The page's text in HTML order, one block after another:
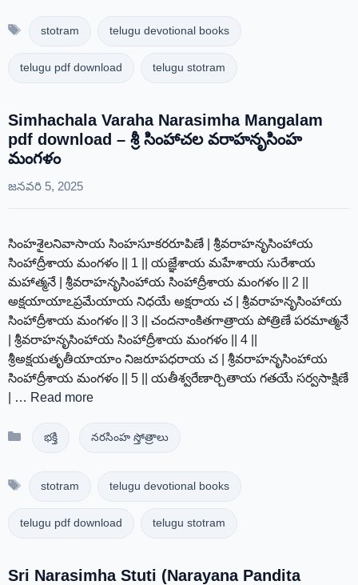
Tagsstotram telugu devotional books
telugu pdf download telugu stotram
Simhachala Varaha Narasimha Mangalam
pdf download – శ్రీ సింహాచల వరాహనృసింహ
మంగళం
జనవరి 5, 2025
సింహశైలనివాసాయ సింహసూకరరూపిణే | శ్రీవరాహనృసింహాయ
సింహాద్రీశాయ మంగళం || 1 || యజ్ఞేశాయ మహేశాయ సురేశాయ
మహాత్మనే | శ్రీవరాహనృసింహాయ సింహాద్రీశాయ మంగళం || 2 ||
అక్షయాయాఽప్రమేయాయ నిధయే అక్షరాయ చ | శ్రీవరాహనృసింహాయ
సింహాద్రీశాయ మంగళం || 3 || చందనాంకితగాత్రాయ పోత్రిణే పరమాత్మనే
| శ్రీవరాహనృసింహాయ సింహాద్రీశాయ మంగళం || 4 ||
శ్రీఅక్షయతృతీయాయాం నిజరూపధరాయ చ | శ్రీవరాహనృసింహాయ
సింహాద్రీశాయ మంగళం || 5 || యతీశ్వరేణార్చితాయ గతయే సర్వసాక్షిణే
| … Read more
Categories
భక్తి నరసింహ స్తోత్రాలు
Tagsstotram telugu devotional books
telugu pdf download telugu stotram
Sri Narasimha Stuti (Narayana Pandita